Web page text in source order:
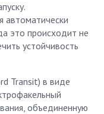
автоматически
это происходит не
устойчивость
Transit) в виде
объединенную